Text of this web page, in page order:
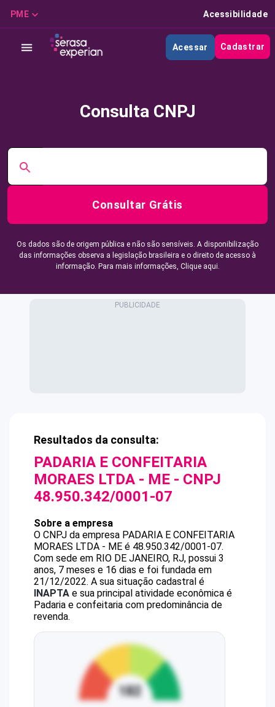
PME Acessibilidade
Acessar Cadastrar
Consulta CNPJ
Consultar Grátis
Os dados são de origem pública e não são sensíveis. A disponibilização
das informações observa a legislação brasileira e o direito de acesso à
informação. Para mais informações, Clique aqui.
Resultados da consulta:
PADARIA E CONFEITARIA
MORAES LTDA - ME - CNPJ
48.950.342/0001-07
Sobre a empresa
O CNPJ da empresa PADARIA E CONFEITARIA
MORAES LTDA - ME é 48.950.342/0001-07.
Com sede em RIO DE JANEIRO, RJ, possui 3
anos, 7 meses e 16 dias e foi fundada em
21/12/2022. A sua situação cadastral é
INAPTA e sua principal atividade econômica é
Padaria e confeitaria com predominância de
revenda.